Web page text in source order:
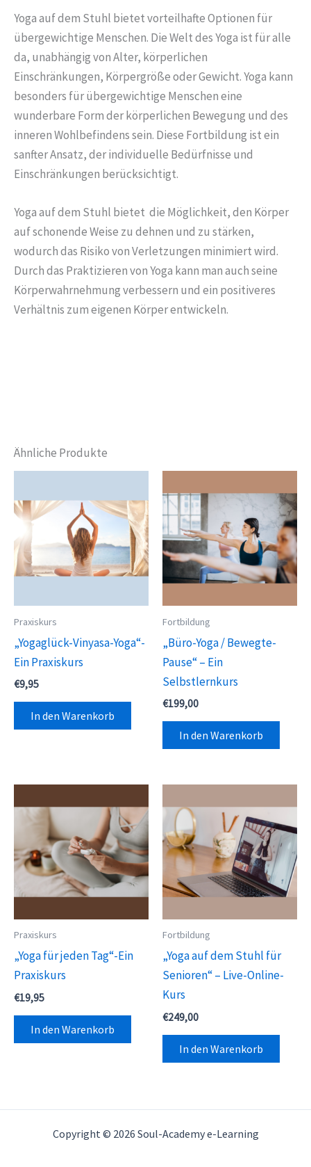
Yoga auf dem Stuhl bietet vorteilhafte Optionen für
übergewichtige Menschen. Die Welt des Yoga ist für alle
da, unabhängig von Alter, körperlichen
Einschränkungen, Körpergröße oder Gewicht. Yoga kann
besonders für übergewichtige Menschen eine
wunderbare Form der körperlichen Bewegung und des
inneren Wohlbefindens sein. Diese Fortbildung ist ein
sanfter Ansatz, der individuelle Bedürfnisse und
Einschränkungen berücksichtigt.
Yoga auf dem Stuhl bietet die Möglichkeit, den Körper
auf schonende Weise zu dehnen und zu stärken,
wodurch das Risiko von Verletzungen minimiert wird.
Durch das Praktizieren von Yoga kann man auch seine
Körperwahrnehmung verbessern und ein positiveres
Verhältnis zum eigenen Körper entwickeln.
Ähnliche Produkte
Praxiskurs
„Yogaglück-Vinyasa-Yoga“-
Ein Praxiskurs
€9,95
In den Warenkorb
Fortbildung
„Büro-Yoga / Bewegte-
Pause“ – Ein
Selbstlernkurs
€199,00
In den Warenkorb
Praxiskurs
„Yoga für jeden Tag“-Ein
Praxiskurs
€19,95
In den Warenkorb
Fortbildung
„Yoga auf dem Stuhl für
Senioren“ – Live-Online-
Kurs
€249,00
In den Warenkorb
Copyright © 2026 Soul-Academy e-Learning